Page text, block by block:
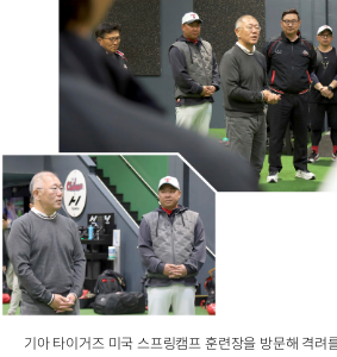
기아 타이거즈 미국 스프링캠프 훈련장을 방문해 격려